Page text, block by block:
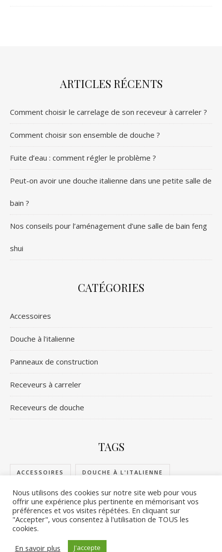
ARTICLES RÉCENTS
Comment choisir le carrelage de son receveur à carreler ?
Comment choisir son ensemble de douche ?
Fuite d’eau : comment régler le problème ?
Peut-on avoir une douche italienne dans une petite salle de
bain ?
Nos conseils pour l’aménagement d’une salle de bain feng
shui
CATÉGORIES
Accessoires
Douche à l'italienne
Panneaux de construction
Receveurs à carreler
Receveurs de douche
TAGS
ACCESSOIRES DOUCHE À L'ITALIENNE
PANNEAUX DE CONSTRUCTION
RECEVEURS DE DOUCHE RECEVEURS À CARRELER
Nous utilisons des cookies sur notre site web pour vous
offrir une expérience plus pertinente en mémorisant vos
préférences et vos visites répétées. En cliquant sur
"Accepter", vous consentez à l'utilisation de TOUS les
cookies.
En savoir plus
J'accepte